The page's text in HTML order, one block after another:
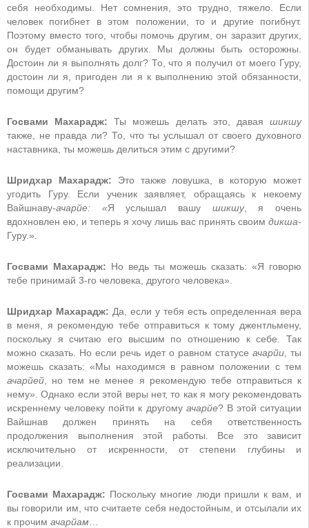
себя необходимы. Нет сомнения, это трудно, тяжело. Если
человек погибнет в этом положении, то и другие погибнут.
Поэтому вместо того, чтобы помочь другим, он заразит других,
он будет обманывать других. Мы должны быть осторожны.
Достоин ли я выполнять долг? То, что я получил от моего Гуру,
достоин ли я, пригоден ли я к выполнению этой обязанности,
помощи другим?
Госвами Махарадж: Ты можешь делать это, даваяшикшу
также, не правда ли? То, что ты услышал от своего духовного
наставника, ты можешь делиться этим с другими?
Шридхар Махарадж: Это также ловушка, в которую может
угодить Гуру. Если ученик заявляет, обращаясь к некоему
Вайшнаву-ачарйе: «Я услышал вашу шикшу, я очень
вдохновлен ею, и теперь я хочу лишь вас принять своим дикша-
Гуру.».
Госвами Махарадж: Но ведь ты можешь сказать: «Я говорю
тебе принимай 3-го человека, другого человека».
Шридхар Махарадж: Да, если у тебя есть определенная вера
в меня, я рекомендую тебе отправиться к тому джентльмену,
поскольку я считаю его высшим по отношению к себе. Так
можно сказать. Но если речь идет о равном статусе ачарйи, ты
можешь сказать: «Мы находимся в равном положении с тем
ачарйей , но тем не менее я рекомендую тебе отправиться к
нему». Однако если этой веры нет, то как я могу рекомендовать
искреннему человеку пойти к другому ачарйе? В этой ситуации
Вайшнав должен принять на себя ответственность
продолжения выполнения этой работы. Все это зависит
исключительно от искренности, от степени глубины и
реализации.
Госвами Махарадж: Поскольку многие люди пришли к вам, и
вы говорили им, что считаете себя недостойным, и отсылали их
к прочим ачарйам